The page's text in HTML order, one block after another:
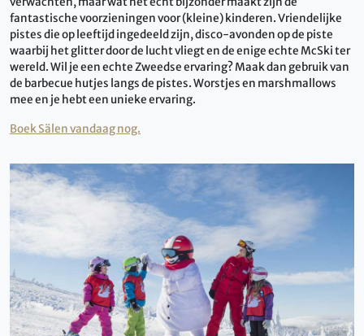
fantastische voorzieningen voor (kleine) kinderen. Vriendelijke
pistes die op leeftijd ingedeeld zijn, disco-avonden op de piste
waarbij het glitter door de lucht vliegt en de enige echte McSki ter
wereld. Wil je een echte Zweedse ervaring? Maak dan gebruik van
de barbecue hutjes langs de pistes. Worstjes en marshmallows
mee en je hebt een unieke ervaring.
Boek Sälen vandaag nog.